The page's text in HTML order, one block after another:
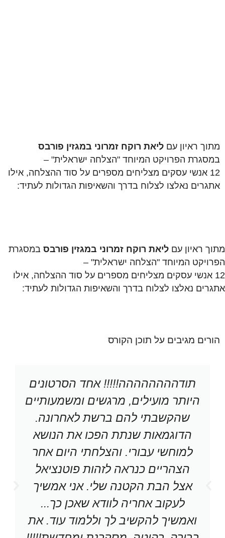
מתוך ראיון עם ליאת רוקח זמרוני במגזין פורבס
במסגרת הפרויקט המיוחד "הצלחה ישראלית" –
12 אנשי עסקים מצליחים מספרים על סוד ההצלחה, אילו
אתגרים נאלצו לצלוח בדרך והשאיפות הגדולות לעתיד:
מתוך ראיון עם ליאת רוקח זמרוני במגזין פורבס במסגרת
הפרויקט המיוחד "הצלחה ישראלית" –
12 אנשי עסקים מצליחים מספרים על סוד ההצלחה, אילו
אתגרים נאלצו לצלוח בדרך והשאיפות הגדולות לעתיד:
הורים מגיבים על תוכן הקורס
תודהההההההה!!!!! אחד הסרטונים
היותר מועילים, מרגשים ומשמעותיים
שהקשבתי להם ברשת לאחרונה.
הדוגמאות שנתת הפכו את הנושא
למוחשי עבורי. והצלחתי היום אחר
הצהריים כנראה לזהות פוטנציאל
אצל הבת הקטנה שלי. אני אמשיך
לעקוב אחריה לוודא שאכן כך...
ואמשיך להקשיב לך וללמוד עוד. את